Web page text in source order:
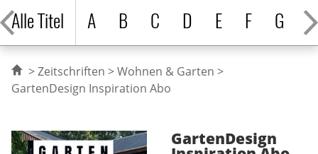
Alle Titel
A B C D E F G H
Zeitschriften
Wohnen & Garten
GartenDesign Inspiration Abo
GartenDesign